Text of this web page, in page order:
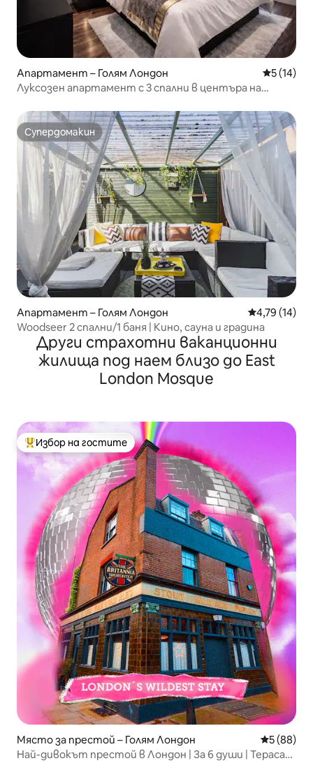
Апартамент – Голям Лондон Средна
5 (14)
Луксозен апартамент с 3 спални в центъра на
Супердомакин
Супердомакин
Апартамент – Голям Лондон Средна
4,79 (14)
Woodseer 2 спални/1 баня | Кино, сауна и градина
Други страхотни ваканционни
жилища под наем близо до East
London Mosque
Най-популярен избор на гостите
Избор на гостите
Място за престой – Голям Лондон Средна
5 (88)
Най-дивокът престой в Лондон | За 6 души | Тераса